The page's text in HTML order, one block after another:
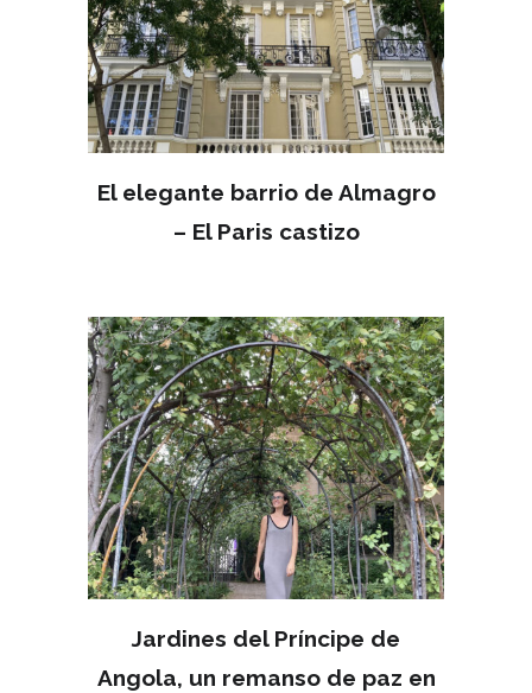
El elegante barrio de Almagro
– El Paris castizo
Jardines del Príncipe de
Angola, un remanso de paz en